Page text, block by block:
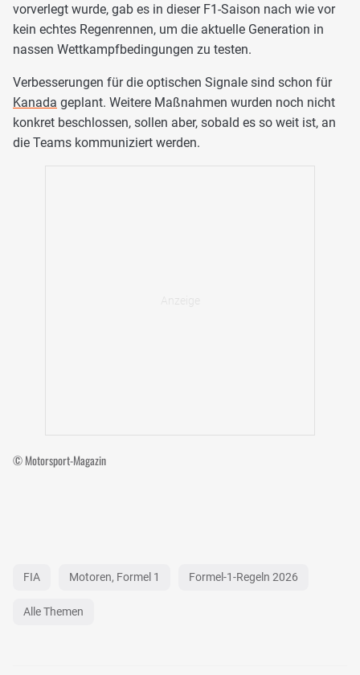
vorverlegt wurde, gab es in dieser F1-Saison nach wie vor
kein echtes Regenrennen, um die aktuelle Generation in
nassen Wettkampfbedingungen zu testen.
Verbesserungen für die optischen Signale sind schon für
Kanada geplant. Weitere Maßnahmen wurden noch nicht
konkret beschlossen, sollen aber, sobald es so weit ist, an
die Teams kommuniziert werden.
© Motorsport-Magazin
FIA Motoren, Formel 1 Formel-1-Regeln 2026
Alle Themen